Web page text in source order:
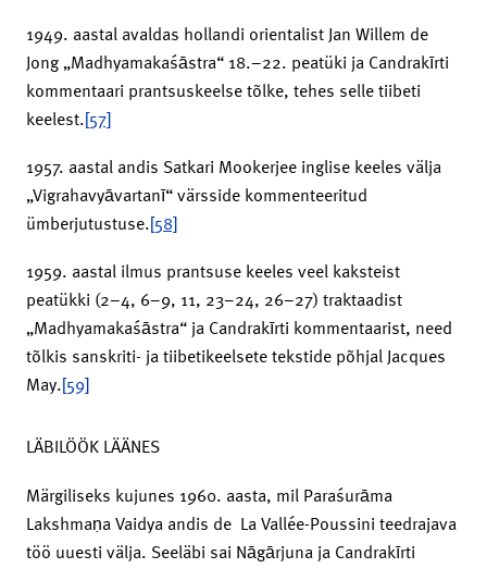
1949. aastal avaldas hollandi orientalist Jan Willem de
Jong „Madhyamakaśāstra“ 18.–22. peatüki ja Candrakīrti
kommentaari prantsuskeelse tõlke, tehes selle tiibeti
keelest.[57]
1957. aastal andis Satkari Mookerjee inglise keeles välja
„Vigrahavyāvartanī“ värsside kommenteeritud
ümberjutustuse.[58]
1959. aastal ilmus prantsuse keeles veel kaksteist
peatükki (2–4, 6–9, 11, 23–24, 26–27) traktaadist
„Madhyamakaśāstra“ ja Candrakīrti kommentaarist, need
tõlkis sanskriti- ja tiibetikeelsete tekstide põhjal Jacques
May.[59]
LÄBILÖÖK LÄÄNES
Märgiliseks kujunes 1960. aasta, mil Paraśurāma
Lakshmaṇa Vaidya andis de La Vallée-Poussini teedrajava
töö uuesti välja. Seeläbi sai Nāgārjuna ja Candrakīrti